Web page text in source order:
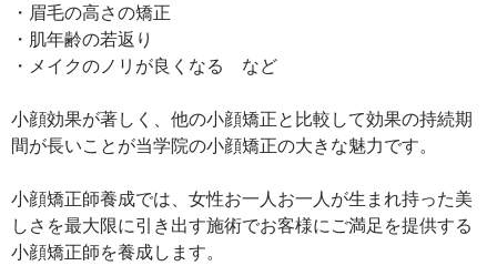
・眉毛の高さの矯正
・肌年齢の若返り
・メイクのノリが良くなる など
小顔効果が著しく、他の小顔矯正と比較して効果の持続期
間が長いことが当学院の小顔矯正の大きな魅力です。
小顔矯正師養成では、女性お一人お一人が生まれ持った美
しさを最大限に引き出す施術でお客様にご満足を提供する
小顔矯正師を養成します。